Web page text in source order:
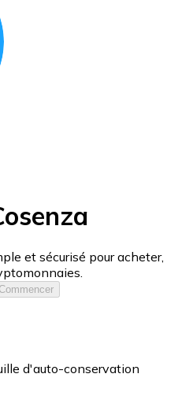
et sécurisé pour acheter,
Commencer
d'auto-conservation